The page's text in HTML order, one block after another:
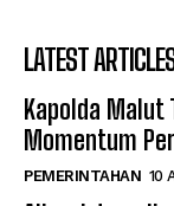
LATEST
Kapolda
Momentum
PEMERINTAHAN 10